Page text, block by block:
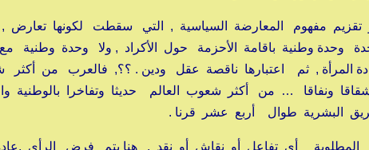
تقزيم مفهوم المعارضة السياسية , التي سقطت لكونها
وحدة وطنية باقامة الأحزمة حول الأكراد , ولا وحدة وطنية مع
المرأة , ثم اعتبارها ناقصة عقل ودين . ؟؟, فالعرب من أكثر
ونفاقا … من أكثر شعوب العالم حديثا وتفاخرا بالوطنية
البشرية طوال أربع عشر قرنا .
المطلوبة أي تفاعل أو نقاش أو نقد , هنا يتم فرض الرأي